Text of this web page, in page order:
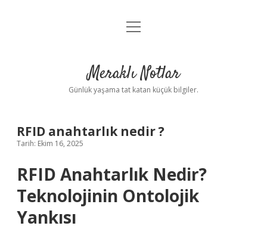
Anasayfa
Yasal Uyarı
menüyü
Meraklı Notlar
Günlük yaşama tat katan küçük bilgiler.
RFID anahtarlık nedir ?
Tarih: Ekim 16, 2025
RFID Anahtarlık Nedir?
Teknolojinin Ontolojik
Yankısı